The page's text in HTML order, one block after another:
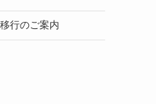
行のご案内